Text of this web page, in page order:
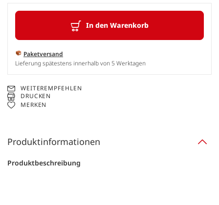
In den Warenkorb
Paketversand
Lieferung spätestens innerhalb von 5 Werktagen
WEITEREMPFEHLEN
DRUCKEN
MERKEN
Produktinformationen
Produktbeschreibung